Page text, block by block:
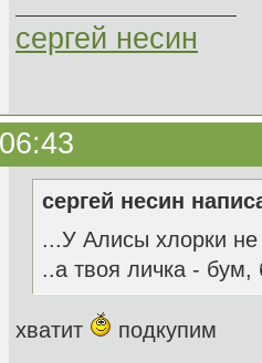
сергей несин
сергей несин
...У Алисы хлорки не
..а твоя личка -
хватит подкупим